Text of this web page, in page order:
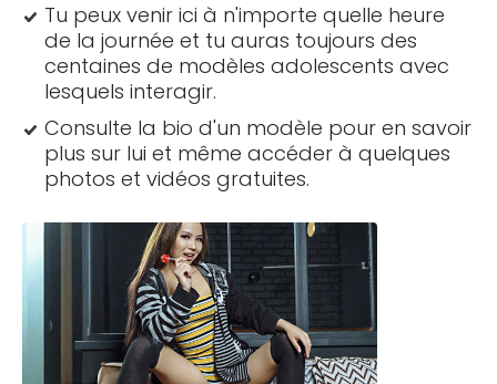
Tu peux venir ici à n'importe quelle heure
de la journée et tu auras toujours des
centaines de modèles adolescents avec
lesquels interagir.
Consulte la bio d'un modèle pour en savoir
plus sur lui et même accéder à quelques
photos et vidéos gratuites.